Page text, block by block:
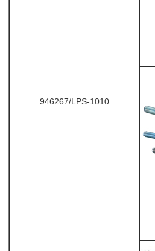
946267/LPS-1010